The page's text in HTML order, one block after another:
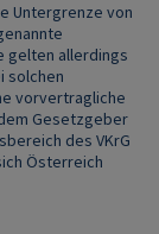
Untergrenze von
gelten allerdings
solchen
vorvertragliche
Gesetzgeber
des VKrG
Österreich